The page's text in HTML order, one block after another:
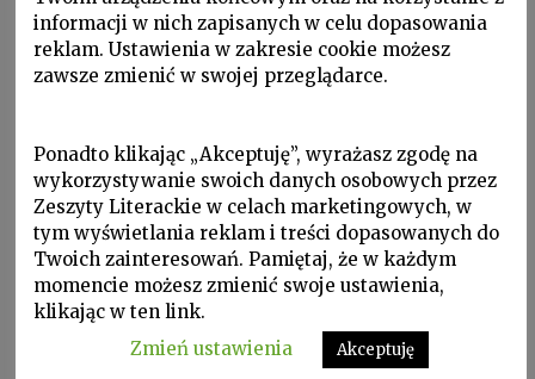
Trzech zimzaczyna się nie tylko
poetycka droga Miłosza. Myślę, że coś o
niegdyśBallady i romanseMickiewicza u
progu romantyzmu, otwiera inną epokę,
i to nie tylko polskiego wiersza.
Świadczą o tym różne głosy, już trzech a
może nawet czterech pokoleń poetów.
Zostanie może kiedyś napisane, że to
informacji w nich zapisanych w celu dopasowania
reklam. Ustawienia w zakresie cookie możesz
zawsze zmienić w swojej przeglądarce.
Ponadto klikając „Akceptuję”, wyrażasz zgodę na
wykorzystywanie swoich danych osobowych przez
Zeszyty Literackie w celach marketingowych, w
tym wyświetlania reklam i treści dopasowanych do
Twoich zainteresowań. Pamiętaj, że w każdym
momencie możesz zmienić swoje ustawienia,
klikając w ten link.
Zmień ustawienia
Akceptuję